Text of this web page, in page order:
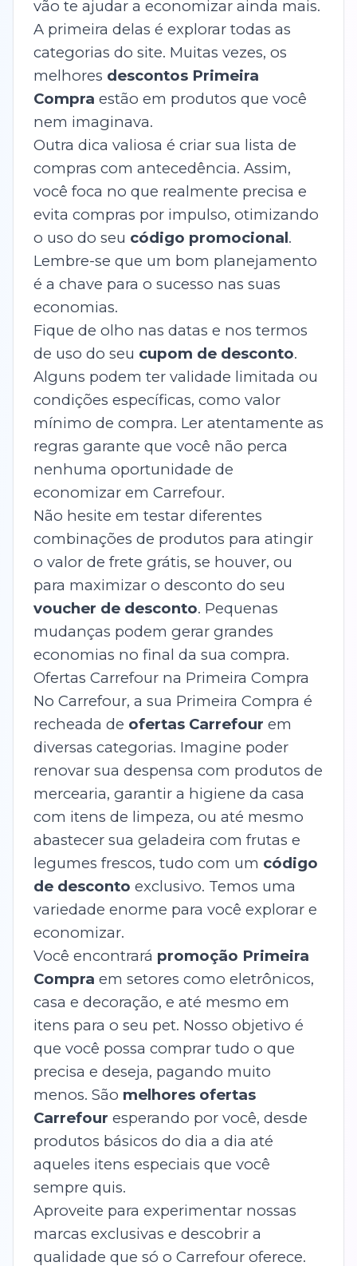
vão te ajudar a economizar ainda mais.
A primeira delas é explorar todas as
categorias do site. Muitas vezes, os
melhores descontos Primeira
Compra estão em produtos que você
nem imaginava.
Outra dica valiosa é criar sua lista de
compras com antecedência. Assim,
você foca no que realmente precisa e
evita compras por impulso, otimizando
o uso do seu código promocional.
Lembre-se que um bom planejamento
é a chave para o sucesso nas suas
economias.
Fique de olho nas datas e nos termos
de uso do seu cupom de desconto.
Alguns podem ter validade limitada ou
condições específicas, como valor
mínimo de compra. Ler atentamente as
regras garante que você não perca
nenhuma oportunidade de
economizar em Carrefour.
Não hesite em testar diferentes
combinações de produtos para atingir
o valor de frete grátis, se houver, ou
para maximizar o desconto do seu
voucher de desconto. Pequenas
mudanças podem gerar grandes
economias no final da sua compra.
Ofertas Carrefour na Primeira Compra
No Carrefour, a sua Primeira Compra é
recheada de ofertas Carrefour em
diversas categorias. Imagine poder
renovar sua despensa com produtos de
mercearia, garantir a higiene da casa
com itens de limpeza, ou até mesmo
abastecer sua geladeira com frutas e
legumes frescos, tudo com um código
de desconto exclusivo. Temos uma
variedade enorme para você explorar e
economizar.
Você encontrará promoção Primeira
Compra em setores como eletrônicos,
casa e decoração, e até mesmo em
itens para o seu pet. Nosso objetivo é
que você possa comprar tudo o que
precisa e deseja, pagando muito
menos. São melhores ofertas
Carrefour esperando por você, desde
produtos básicos do dia a dia até
aqueles itens especiais que você
sempre quis.
Aproveite para experimentar nossas
marcas exclusivas e descobrir a
qualidade que só o Carrefour oferece.